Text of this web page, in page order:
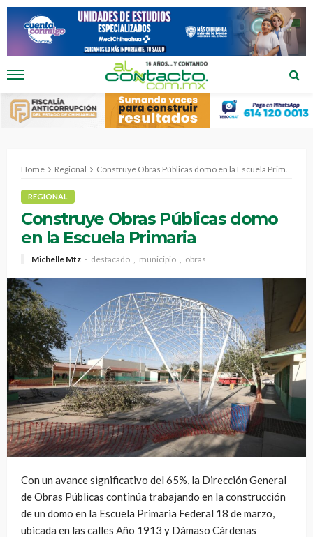
Home Regional Construye Obras Públicas domo en la Escuela Primaria
REGIONAL
Construye Obras Públicas domo
en la Escuela Primaria
Michelle Mtz destacado municipio obras
Con un avance significativo del 65%, la Dirección General
de Obras Públicas continúa trabajando en la construcción
de un domo en la Escuela Primaria Federal 18 de marzo,
ubicada en las calles Año 1913 y Dámaso Cárdenas